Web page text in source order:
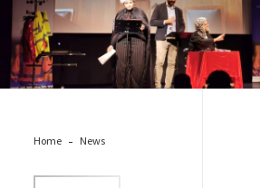
Home News